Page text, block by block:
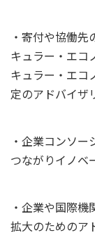
・寄付や協働
キュラー・エコ
キュラー・エコ
定のアドバイザ
・企業コンソ
つながりイノベ
・企業や国際
拡大のための